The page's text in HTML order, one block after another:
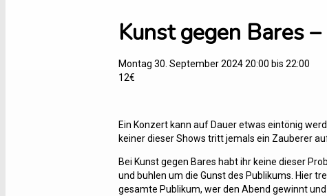
Kunst gegen Bares
Montag 30. September 2024 20:00 bis 22:00
12€
Ein Konzert kann auf Dauer etwas eintönig
keiner dieser Shows tritt jemals ein Zauberer
Bei Kunst gegen Bares habt ihr keine dieser
und buhlen um die Gunst des Publikums. Hier
gesamte Publikum, wer den Abend gewinnt